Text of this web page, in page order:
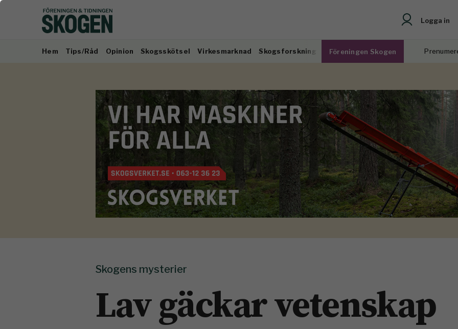
Logga in
Hem Tips/Råd Opinion Skogsskötsel Virkesmarknad Skogsforskning Föreningen Skogen
Skogens mysterier
Lav gäckar vetenskap